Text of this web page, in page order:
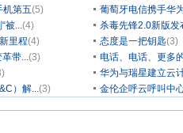
机第五(5)
葡萄牙电信携手华
被...(4)
杀毒先锋2.0新版发
里程(4) 态度是一把钥匙(3)
带...(3)
电话、电话、更多
华为与瑞星建立云
）解...(3) 金伦企呼云呼叫中